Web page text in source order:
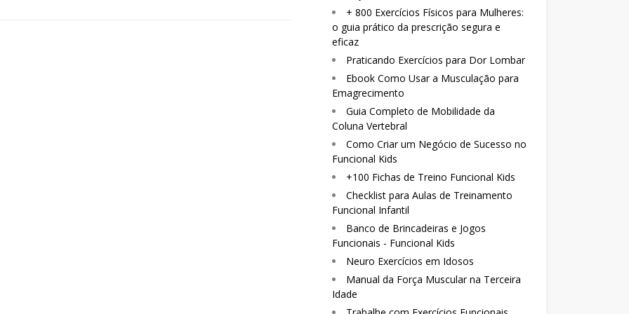
+ 800 Exercícios Físicos para Mulheres:
o guia prático da prescrição segura e
eficaz
Praticando Exercícios para Dor Lombar
Ebook Como Usar a Musculação para
Emagrecimento
Guia Completo de Mobilidade da
Coluna Vertebral
Como Criar um Negócio de Sucesso no
Funcional Kids
+100 Fichas de Treino Funcional Kids
Checklist para Aulas de Treinamento
Funcional Infantil
Banco de Brincadeiras e Jogos
Funcionais - Funcional Kids
Neuro Exercícios em Idosos
Manual da Força Muscular na Terceira
Idade